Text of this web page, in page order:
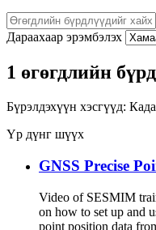
Дараахаар эрэмбэлэх
1 өгөгдлийн
Бүрэлдэхүүн хэсгүүд:
Үр дүнг шүүх
GNSS Precise
Video of SESMIM
on how to set up and
point position data